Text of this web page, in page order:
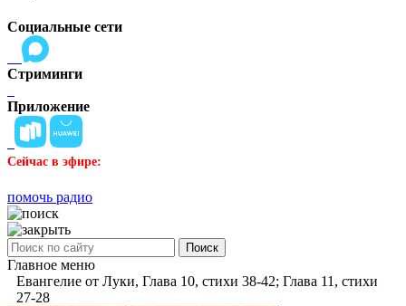
Социальные сети
Стриминги
Приложение
Сейчас в эфире:
помочь радио
Поиск
Главное меню
Евангелие от Луки, Глава 10, стихи 38-42; Глава 11, стихи
27-28